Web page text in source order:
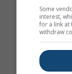
Some
interest,
for a link at
withdraw